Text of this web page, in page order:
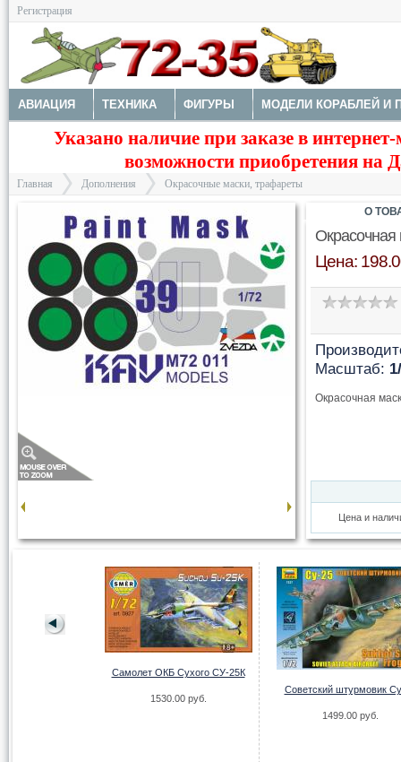
Регистрация
АВИАЦИЯ ТЕХНИКА ФИГУРЫ МОДЕЛИ КОРАБЛЕЙ И
ДОПОЛНЕНИЯ ДЕКАЛИ КОЛЕСА НАБОРЫ
КРАСКИ И ИНСТРУМЕНТЫ
Указано наличие при заказе в
возможности приобретения на
Главная
>
Дополнения
>
Окрасочные маски, трафареты
Окрасочная
Цена:
Масштаб:
Окрасочная
Цена и
О
Самолет ОКБ Сухого СУ-25К
1530.00 руб.
Советский штурмовик
1499.00 руб.